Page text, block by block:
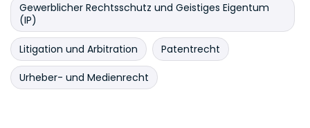
Gewerblicher Rechtsschutz und Geistiges Eigentum
(IP)
Litigation und Arbitration Patentrecht
Urheber- und Medienrecht